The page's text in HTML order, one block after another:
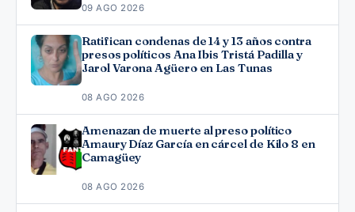
09 AGO 2026
Ratifican condenas de 14 y 13 años contra
presos políticos Ana Ibis Tristá Padilla y
Jarol Varona Agüero en Las Tunas
08 AGO 2026
Amenazan de muerte al preso político
Amaury Díaz García en cárcel de Kilo 8 en
Camagüey
08 AGO 2026